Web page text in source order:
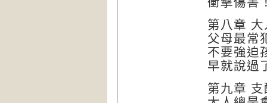
第八章
父母最常
不要強迫
早就說過
第九章